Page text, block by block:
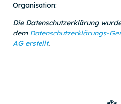
Organisation:
Die Datenschutzerklärung
dem Datenschutzerklärungs-
AG erstellt.